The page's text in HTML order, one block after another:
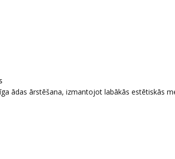
ādas ārstēšana, izmantojot labākās estētiskās